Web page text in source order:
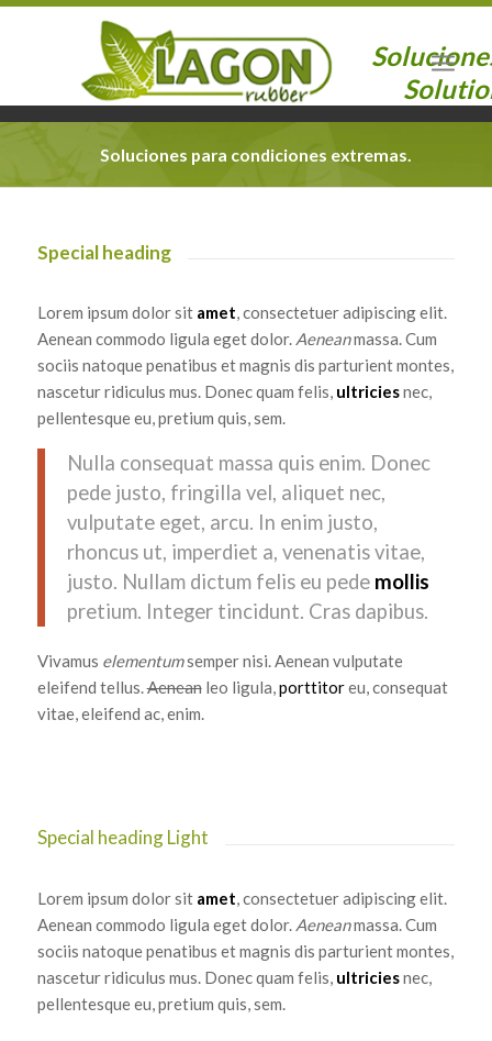
Soluciones para condiciones extremas.
Special heading
Lorem ipsum dolor sit amet, consectetuer adipiscing elit.
Aenean commodo ligula eget dolor. Aeneanmassa. Cum
sociis natoque penatibus et magnis dis parturient montes,
nascetur ridiculus mus. Donec quam felis, ultriciesnec,
pellentesque eu, pretium quis, sem.
Nulla consequat massa quis enim. Donec
pede justo, fringilla vel, aliquet nec,
vulputate eget, arcu. In enim justo,
rhoncus ut, imperdiet a, venenatis vitae,
justo. Nullam dictum felis eu pede mollis
pretium. Integer tincidunt. Cras dapibus.
Vivamus elementumsemper nisi. Aenean vulputate
eleifend tellus.Aeneanleo ligula, porttitoreu, consequat
vitae, eleifend ac, enim.
Special heading Light
Lorem ipsum dolor sit amet , consectetuer adipiscing elit.
Aenean commodo ligula eget dolor. Aeneanmassa. Cum
sociis natoque penatibus et magnis dis parturient montes,
nascetur ridiculus mus. Donec quam felis, ultriciesnec,
pellentesque eu, pretium quis, sem.